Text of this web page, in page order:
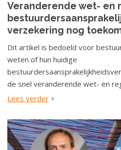
Veranderende wet- en
verzekering nog
Dit artikel is bedoeld voor
weten of hun huidige
de snel veranderende wet- en
Lees verder